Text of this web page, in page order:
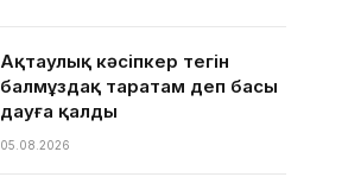
Ақтаулық кәсіпкер тегін
балмұздақ таратам деп басы
дауға қалды
05.08.2026